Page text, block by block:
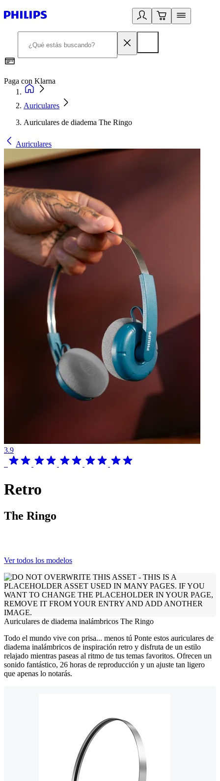
Paga con Klarna
Auriculares
Auriculares de diadema The Ringo
Auriculares
3.9
Retro
The Ringo
Ver todos los modelos
Auriculares de diadema inalámbricos The Ringo
Todo el mundo vive con prisa... menos tú Ponte estos auriculares de
diadema inalámbricos de inspiración retro y disfruta de un estilo
relajado mientras paseas al ritmo de tus temas favoritos. Ofrecen un
sonido fantástico, 26 horas de reproducción y un ajuste tan ligero
que apenas lo notarás.